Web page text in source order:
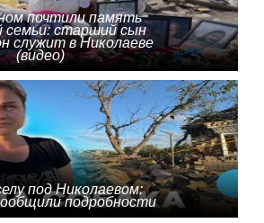
почтили память
семьи: старший сын
служит в Николаеве
(видео)
под Николаевом:
подробности